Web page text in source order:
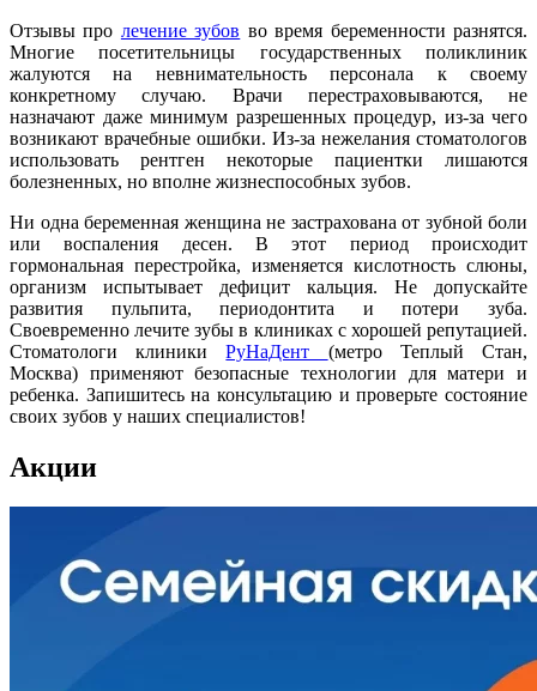
Отзывы про лечение зубов во время беременности разнятся.
Многие посетительницы государственных поликлиник
жалуются на невнимательность персонала к своему
конкретному случаю. Врачи перестраховываются, не
назначают даже минимум разрешенных процедур, из-за чего
возникают врачебные ошибки. Из-за нежелания стоматологов
использовать рентген некоторые пациентки лишаются
болезненных, но вполне жизнеспособных зубов.
Ни одна беременная женщина не застрахована от зубной боли
или воспаления десен. В этот период происходит
гормональная перестройка, изменяется кислотность слюны,
организм испытывает дефицит кальция. Не допускайте
развития пульпита, периодонтита и потери зуба.
Своевременно лечите зубы в клиниках с хорошей репутацией.
Стоматологи клиникиРуНаДент (метро Теплый Стан,
Москва) применяют безопасные технологии для матери и
ребенка. Запишитесь на консультацию и проверьте состояние
своих зубов у наших специалистов!
Акции